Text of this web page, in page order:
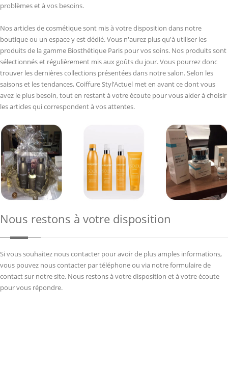
problèmes et à vos besoins.
Nos articles de cosmétique sont mis à votre disposition dans notre
boutique ou un espace y est dédié. Vous n'aurez plus qu'à utiliser les
produits de la gamme Biosthétique Paris pour vos soins. Nos produits sont
sélectionnés et régulièrement mis aux goûts du jour. Vous pourrez donc
trouver les dernières collections présentées dans notre salon. Selon les
saisons et les tendances, Coiffure Styl’Actuel met en avant ce dont vous
avez le plus besoin, tout en restant à votre écoute pour vous aider à choisir
les articles qui correspondent à vos attentes.
Nous restons à votre disposition
Si vous souhaitez nous contacter pour avoir de plus amples informations,
vous pouvez nous contacter par téléphone ou via notre formulaire de
contact sur notre site. Nous restons à votre disposition et à votre écoute
pour vous répondre.